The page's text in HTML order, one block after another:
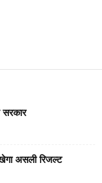
असली रिजल्ट